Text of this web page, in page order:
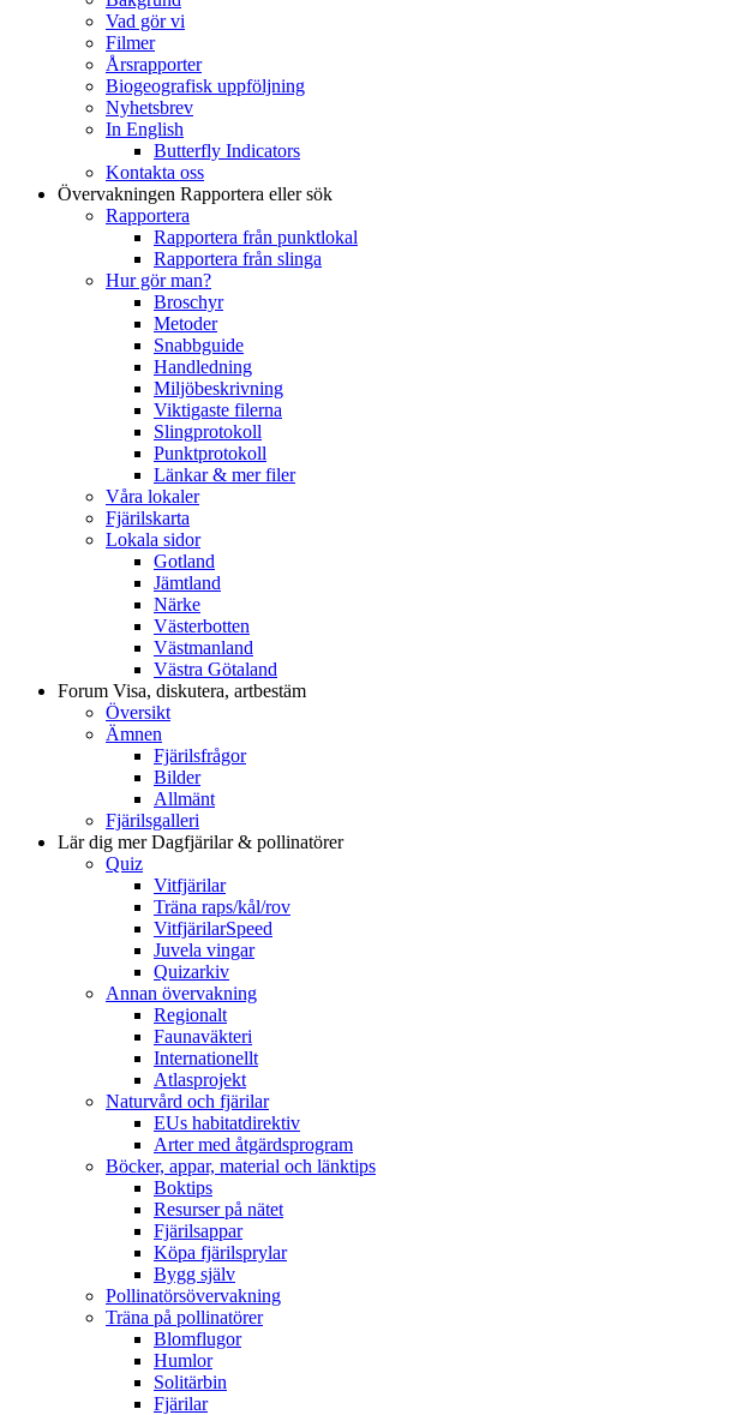
Vad gör vi
Filmer
Årsrapporter
Biogeografisk uppföljning
Nyhetsbrev
In English
Butterfly Indicators
Kontakta oss
Övervakningen Rapportera eller sök
Rapportera
Rapportera från punktlokal
Rapportera från slinga
Hur gör man?
Broschyr
Metoder
Snabbguide
Handledning
Miljöbeskrivning
Viktigaste filerna
Slingprotokoll
Punktprotokoll
Länkar & mer filer
Våra lokaler
Fjärilskarta
Lokala sidor
Gotland
Jämtland
Närke
Västerbotten
Västmanland
Västra Götaland
Forum Visa, diskutera, artbestäm
Översikt
Ämnen
Fjärilsfrågor
Bilder
Allmänt
Fjärilsgalleri
Lär dig merDagfjärilar & pollinatörer
Quiz
Vitfjärilar
Träna raps/kål/rov
VitfjärilarSpeed
Juvela vingar
Quizarkiv
Annan övervakning
Regionalt
Faunaväkteri
Internationellt
Atlasprojekt
Naturvård och fjärilar
EUs habitatdirektiv
Arter med åtgärdsprogram
Böcker, appar, material och länktips
Boktips
Resurser på nätet
Fjärilsappar
Köpa fjärilsprylar
Bygg själv
Pollinatörsövervakning
Träna på pollinatörer
Blomflugor
Humlor
Solitärbin
Fjärilar